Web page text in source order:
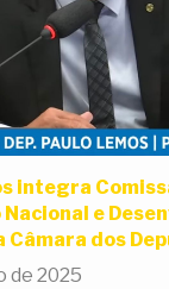
integra
e
Câmara dos
de 2025